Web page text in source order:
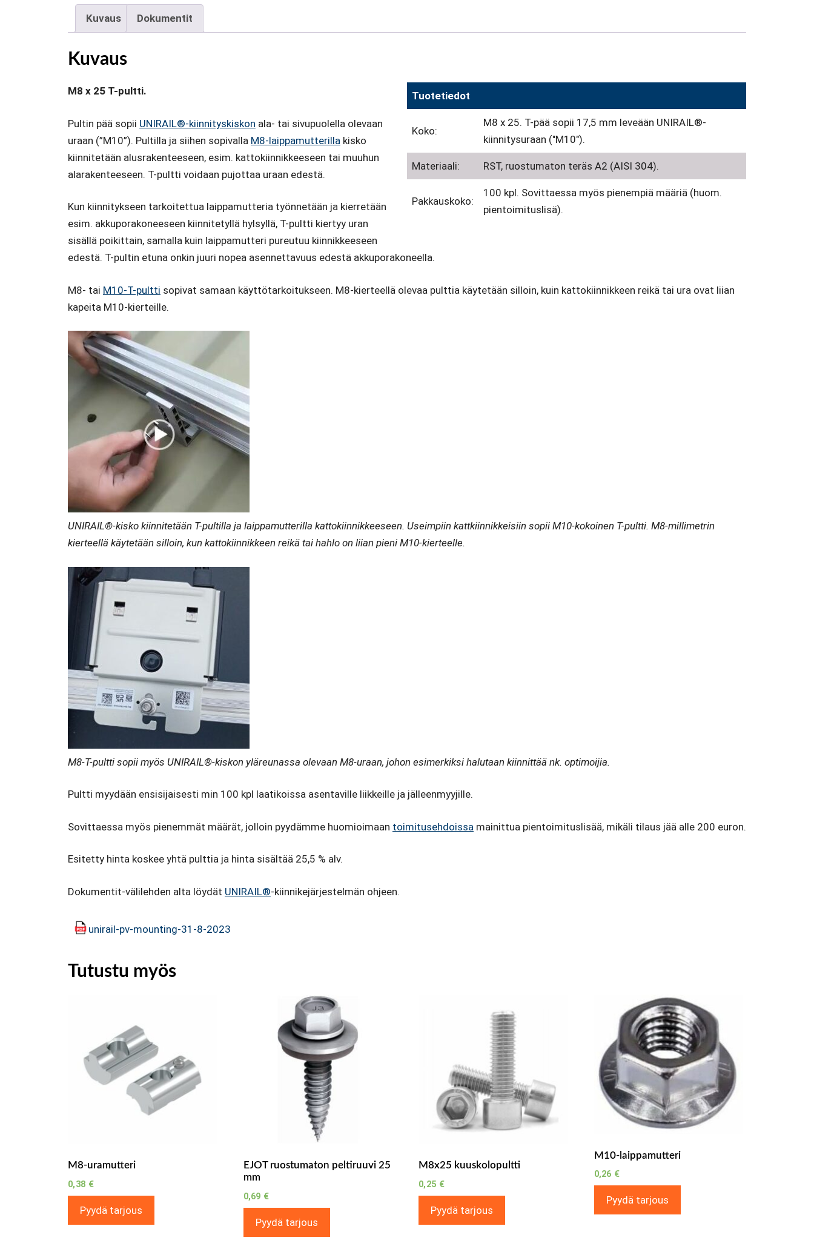
Kuvaus Dokumentit
Kuvaus
Tuotetiedot
Koko:
M8 x 25. T-pää sopii 17,5 mm leveään UNIRAIL®-
kiinnitysuraan ("M10").
Materiaali: RST, ruostumaton teräs A2 (AISI 304).
Pakkauskoko:
100 kpl. Sovittaessa myös pienempiä määriä (huom.
pientoimituslisä).
M8 x 25 T-pultti.
Pultin pää sopii UNIRAIL®-kiinnityskiskon ala- tai sivupuolella olevaan
uraan (”M10”). Pultilla ja siihen sopivalla M8-laippamutterilla kisko
kiinnitetään alusrakenteeseen, esim. kattokiinnikkeeseen tai muuhun
alarakenteeseen. T-pultti voidaan pujottaa uraan edestä.
Kun kiinnitykseen tarkoitettua laippamutteria työnnetään ja kierretään
esim. akkuporakoneeseen kiinnitetyllä hylsyllä, T-pultti kiertyy uran
sisällä poikittain, samalla kuin laippamutteri pureutuu kiinnikkeeseen
edestä. T-pultin etuna onkin juuri nopea asennettavuus edestä akkuporakoneella.
M8- tai M10-T-pultti sopivat samaan käyttötarkoitukseen. M8-kierteellä olevaa pulttia käytetään silloin, kuin kattokiinnikkeen reikä tai ura ovat liian
kapeita M10-kierteille.
UNIRAIL®-kisko kiinnitetään T-pultilla ja laippamutterilla kattokiinnikkeeseen. Useimpiin kattkiinnikkeisiin sopii M10-kokoinen T-pultti. M8-millimetrin
kierteellä käytetään silloin, kun kattokiinnikkeen reikä tai hahlo on liian pieni M10-kierteelle.
M8-T-pultti sopii myös UNIRAIL®-kiskon yläreunassa olevaan M8-uraan, johon esimerkiksi halutaan kiinnittää nk. optimoijia.
Pultti myydään ensisijaisesti min 100 kpl laatikoissa asentaville liikkeille ja jälleenmyyjille.
Sovittaessa myös pienemmät määrät, jolloin pyydämme huomioimaan toimitusehdoissa mainittua pientoimituslisää, mikäli tilaus jää alle 200 euron.
Esitetty hinta koskee yhtä pulttia ja hinta sisältää 25,5 % alv.
Dokumentit-välilehden alta löydät UNIRAIL®-kiinnikejärjestelmän ohjeen.
unirail-pv-mounting-31-8-2023
Tutustu myös
M8-uramutteri
0,38 €
Pyydä tarjous
EJOT ruostumaton peltiruuvi 25
mm
0,69 €
Pyydä tarjous
M8x25 kuuskolopultti
0,25 €
Pyydä tarjous
M10-laippamutteri
0,26 €
Pyydä tarjous